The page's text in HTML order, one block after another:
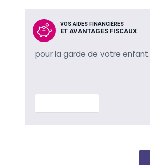
VOS AIDES FINANCIÈRES
ET AVANTAGES FISCAUX
pour la garde de votre enfant.